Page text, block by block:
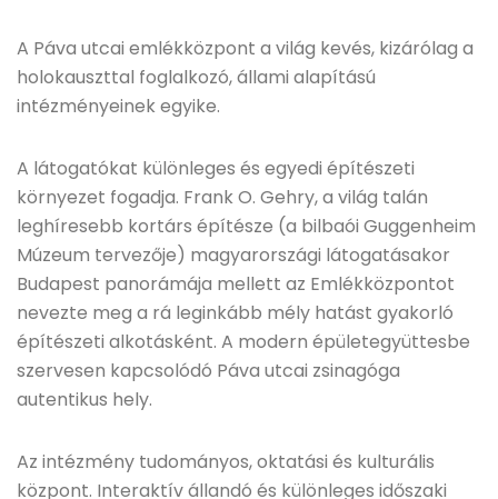
A Páva utcai emlékközpont a világ kevés, kizárólag a
holokauszttal foglalkozó, állami alapítású
intézményeinek egyike.
A látogatókat különleges és egyedi építészeti
környezet fogadja. Frank O. Gehry, a világ talán
leghíresebb kortárs építésze (a bilbaói Guggenheim
Múzeum tervezője) magyarországi látogatásakor
Budapest panorámája mellett az Emlékközpontot
nevezte meg a rá leginkább mély hatást gyakorló
építészeti alkotásként. A modern épületegyüttesbe
szervesen kapcsolódó Páva utcai zsinagóga
autentikus hely.
Az intézmény tudományos, oktatási és kulturális
központ. Interaktív állandó és különleges időszaki